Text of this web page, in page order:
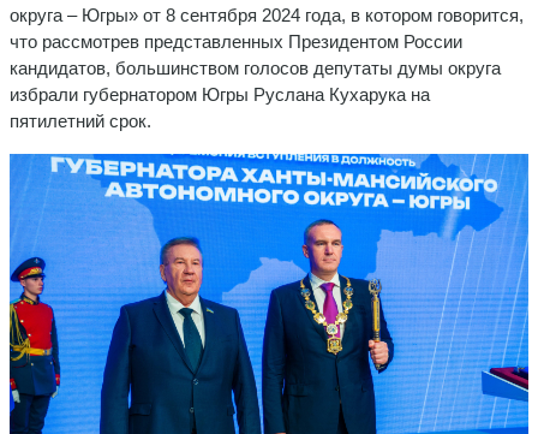
округа – Югры» от 8 сентября 2024 года, в котором говорится,
что рассмотрев представленных Президентом России
кандидатов, большинством голосов депутаты думы округа
избрали губернатором Югры Руслана Кухарука на
пятилетний срок.